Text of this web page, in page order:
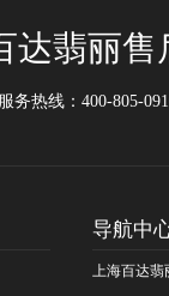
达翡丽
服务热线： 400-805-
导航中
上海百达